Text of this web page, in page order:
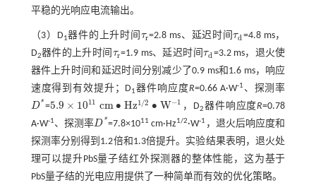
平稳的光响应电流输出。
（3）D1器件的上升时间 τr
τr=2.8 ms、延迟时间τd
τd=4.8 ms，
D2器件的上升时间 τr
τr=1.9 ms、延迟时间 τd
τd =3.2 ms，退火使
器件上升时间和延迟时间分别减少了0.9 ms和1.6 ms，响应
速度得到有效提升；D1器件响应度R=0.66 A·W-1 、探测率
D*
D* =5.9 × 1011 cm ∙ Hz1/2 ∙ W−1
5.9× 10 11 cm∙Hz 1/ 2∙W-1 ，D2器件响应度R=0.78
A·W-1、探测率D*
D* =7.8×1011 cm·Hz1/2·W-1 ，退火后响应度和
探测率分别得到1.2倍和1.3倍提升。实验结果表明，退火处
理可以提升PbS量子结红外探测器的整体性能，这为基于
PbS量子结的光电应用提供了一种简单而有效的优化策略。